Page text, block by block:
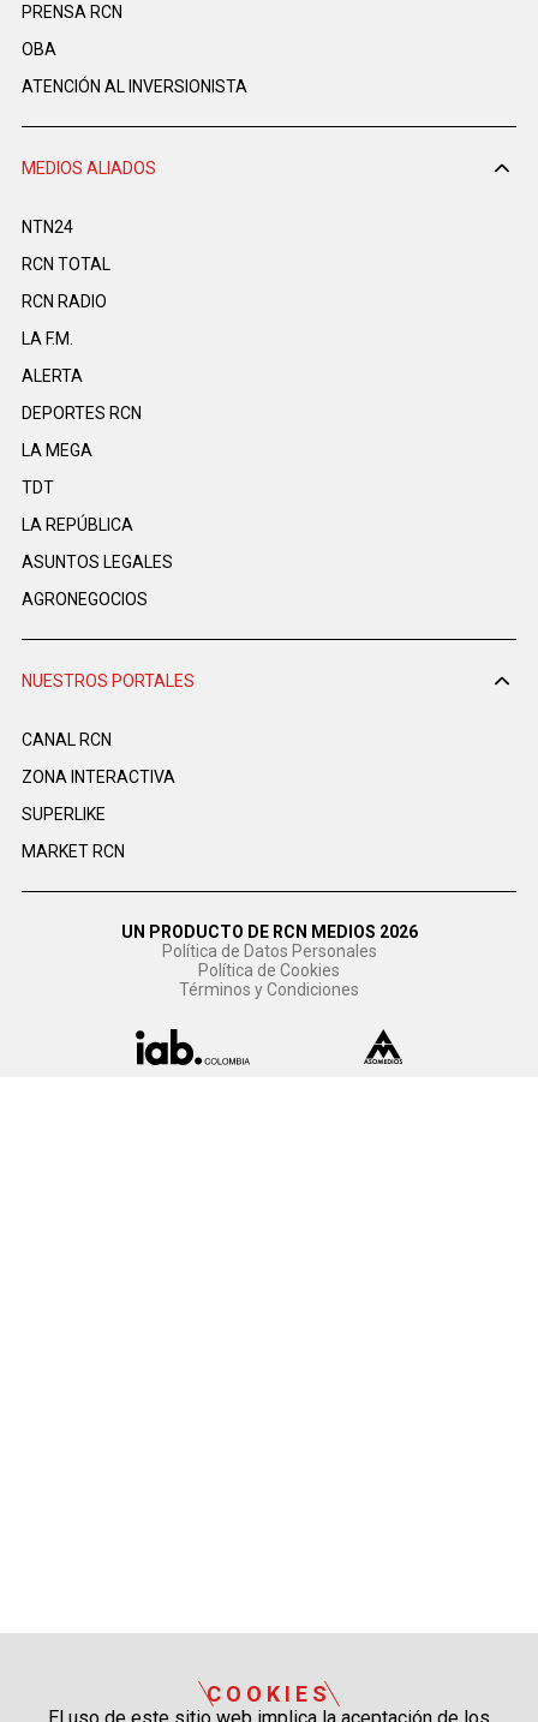
PRENSA RCN
OBA
ATENCIÓN AL INVERSIONISTA
MEDIOS ALIADOS
NTN24
RCN TOTAL
RCN RADIO
LA F.M.
ALERTA
DEPORTES RCN
LA MEGA
TDT
LA REPÚBLICA
ASUNTOS LEGALES
AGRONEGOCIOS
NUESTROS PORTALES
CANAL RCN
ZONA INTERACTIVA
SUPERLIKE
MARKET RCN
UN PRODUCTO DE RCN MEDIOS 2026
Política de Datos Personales
Política de Cookies
Términos y Condiciones
COOKIES